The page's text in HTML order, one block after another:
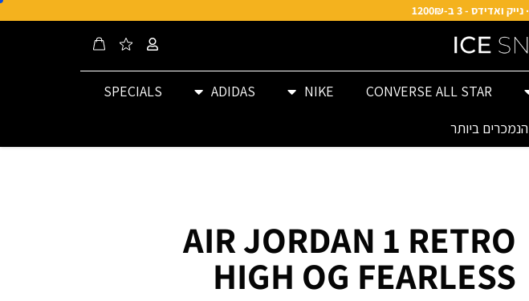
CONVERSE ALL STAR
NIKE
ADIDAS
SPECIALS
הנמכרים ביותר
AIR JORDAN 1 RETRO
HIGH OG FEARLESS